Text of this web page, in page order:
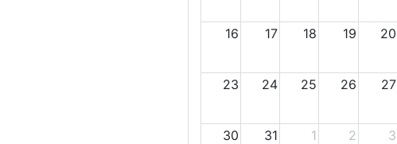
16 17 18 19 20
23 24 25 26 27
30 31 1 2 3